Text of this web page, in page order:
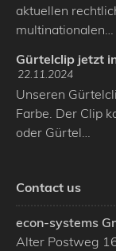
aktuellen
multinationalen…
Gürtelclip jetzt
22.11.2024
Unseren
Farbe. Der Clip
oder Gürtel…
Contact us
econ-systems
Alter Postweg